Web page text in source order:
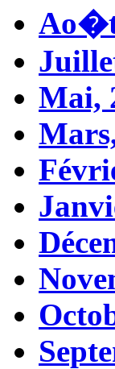
Mai,